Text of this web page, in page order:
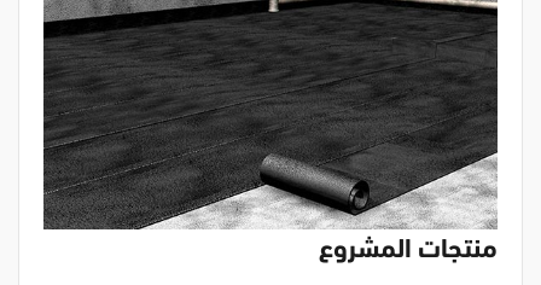
منتجات المشروع